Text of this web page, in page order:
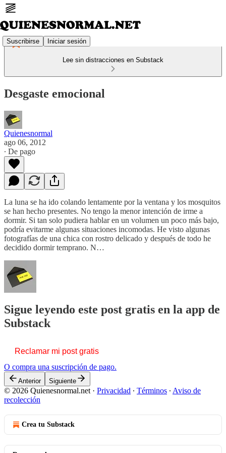
Suscribirse Iniciar sesión
Lee sin distracciones en Substack
Desgaste emocional
Quienesnormal
ago 06, 2012
∙ De pago
La luna se ha ido colando lentamente por la ventana y los mosquitos
se han hecho presentes. No tengo la menor intención de irme a
dormir. Si tan solo pudiera hablar en un volumen un poco más bajo,
podría evitarme algunas situaciones incomodas. He visto algunas
fotografías de una chica con rostro delicado y después de todo he
decidido dormir temprano. N…
Sigue leyendo este post gratis en la app de
Substack
Reclamar mi post gratis
O compra una suscripción de pago.
Anterior Siguiente
© 2026 Quienesnormal.net · Privacidad ∙ Términos ∙ Aviso de
recolección
Crea tu Substack